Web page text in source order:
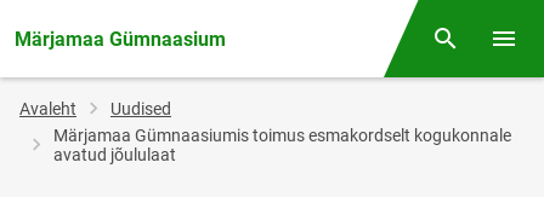
Märjamaa Gümnaasium Otsing
Jälglink
Avaleht
Uudised
Märjamaa Gümnaasiumis toimus esmakordselt kogukonnale
avatud jõululaat